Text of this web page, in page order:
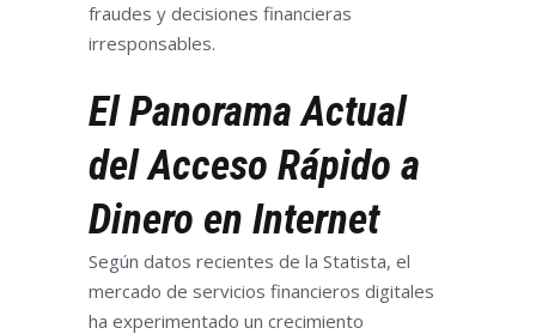
fraudes y decisiones financieras
irresponsables.
El Panorama Actual
del Acceso Rápido a
Dinero en Internet
Según datos recientes de la Statista, el
mercado de servicios financieros digitales
ha experimentado un crecimiento